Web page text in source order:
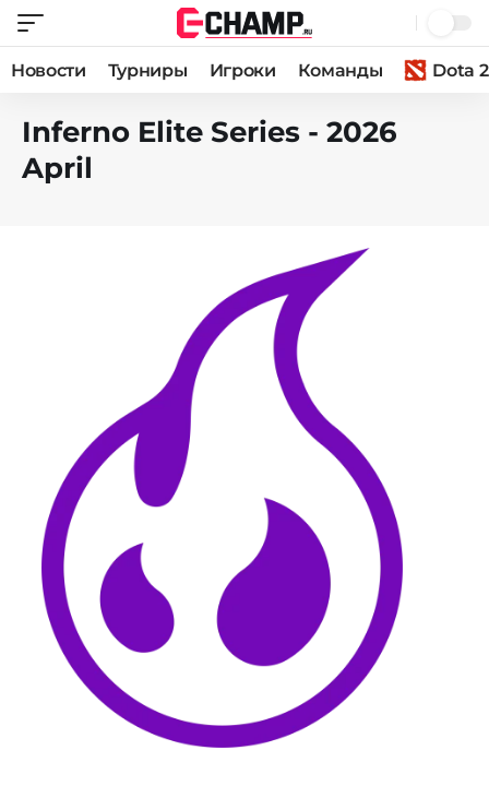
Новости Турниры Игроки Команды Dota 2
Inferno Elite Series - 2026
April